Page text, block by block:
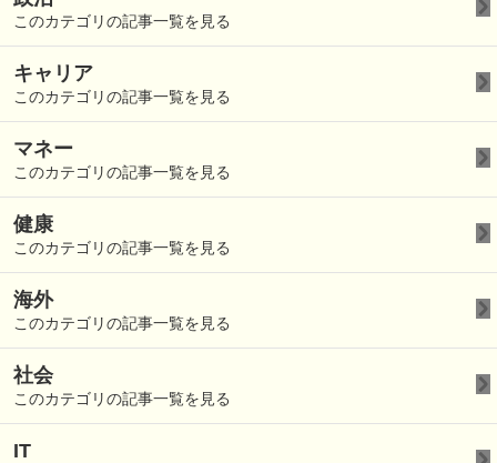
このカテゴリの記事一覧を見る
キャリア
このカテゴリの記事一覧を見る
マネー
このカテゴリの記事一覧を見る
健康
このカテゴリの記事一覧を見る
海外
このカテゴリの記事一覧を見る
社会
このカテゴリの記事一覧を見る
IT